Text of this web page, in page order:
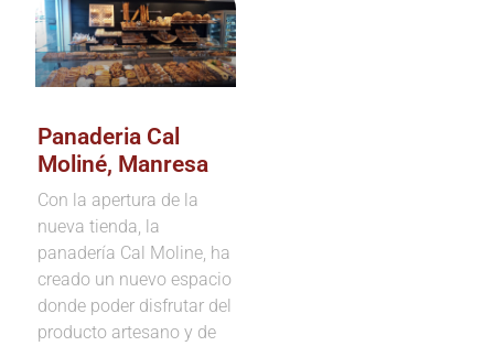
Panaderia Cal
Moliné, Manresa
Con la apertura de la
nueva tienda, la
panadería Cal Moline, ha
creado un nuevo espacio
donde poder disfrutar del
producto artesano y de